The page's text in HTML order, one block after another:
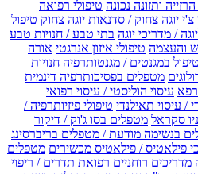
הרזייה ותזונה נכונה טיפולי רפואה
צ'י יוגה צחוק / סדנאות יוגה צחוק טיפול
/ מדריכי יוגה בתי טבע / חנויות טבע
והעצמה טיפולי איזון אנרגטי אורה
טיפול במגנטים / מגנטותרפיה חנויות
מטפלים בפסיכותרפיה דינמית
עיסוי הוליסטי / עיסוי רפואי
/ עיסוי תאילנדי טיפולי פיזיותרפיה /
סקראל מטפלים בסו ג'וק / דיקור
בנשימה מודעת / מטפלים בריברסינג
פילאטיס / פילאטיס מכשירים מטפלים
מדריכים רוחניים רפואת תדרים / ריפוי